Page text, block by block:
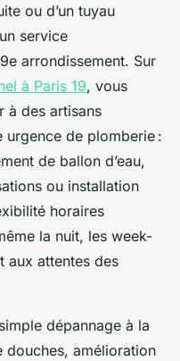
ou d’un tuyau
service
arrondissement. Sur
à Paris 19, vous
à des artisans
de plomberie :
de ballon d’eau,
ou installation
horaires
la nuit, les week-
aux attentes des
dépannage à la
douches, amélioration